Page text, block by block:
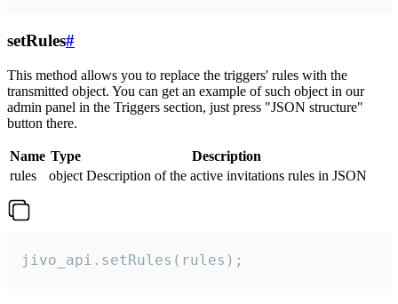
setRules#
This method allows you to replace the triggers' rules with the
transmitted object. You can get an example of such object in our
admin panel in the Triggers section, just press "JSON structure"
button there.
Name Type
Description
rules
object Description of the active invitations rules in JSON
jivo_api.setRules(rules);